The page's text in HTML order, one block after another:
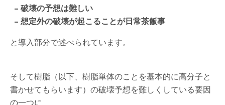
– 破壊の予想は難しい
– 想定外の破壊が起こることが日常茶飯事
と導入部分で述べられています。
そして樹脂（以下、樹脂単体のことを基本的に高分子と
書かせてもらいます）の破壊予想を難しくしている要因
の一つに